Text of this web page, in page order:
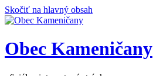
Skočiť na hlavný obsah
Obec Kameničany